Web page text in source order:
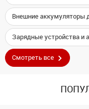
Внешние аккумуляторы
Зарядные устройства и
Смотреть все